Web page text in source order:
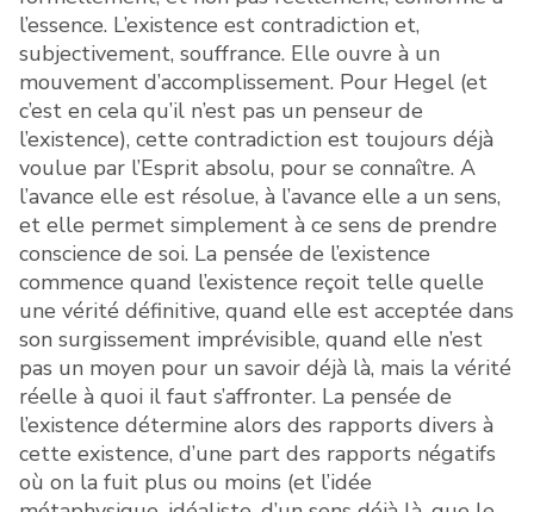
l’essence. L’existence est contradiction et,
subjectivement, souffrance. Elle ouvre à un
mouvement d’accomplissement. Pour Hegel (et
c’est en cela qu’il n’est pas un penseur de
l’existence), cette contradiction est toujours déjà
voulue par l’Esprit absolu, pour se connaître. A
l’avance elle est résolue, à l’avance elle a un sens,
et elle permet simplement à ce sens de prendre
conscience de soi. La pensée de l’existence
commence quand l’existence reçoit telle quelle
une vérité définitive, quand elle est acceptée dans
son surgissement imprévisible, quand elle n’est
pas un moyen pour un savoir déjà là, mais la vérité
réelle à quoi il faut s’affronter. La pensée de
l’existence détermine alors des rapports divers à
cette existence, d’une part des rapports négatifs
où on la fuit plus ou moins (et l’idée